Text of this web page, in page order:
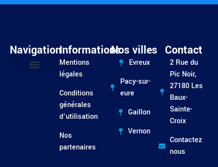
NavigationInformations
Mentions
légales
Conditions
générales
d’utilisation
Nos
partenaires
Nos villes
Evreux
Pacy-sur-
eure
Gaillon
Vernon
Contact
2 Rue du
Pic Noir,
27180 Les
Baux-
Sainte-
Croix
Contactez
nous